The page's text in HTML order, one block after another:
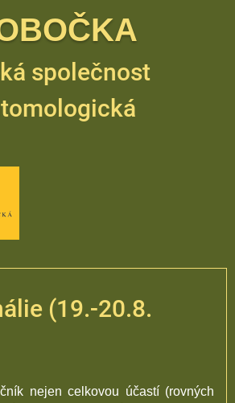
společnost
(19.-20.8.
nejen celkovou účastí (rovných